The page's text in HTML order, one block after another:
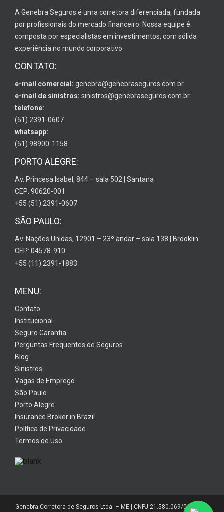
A Genebra Seguros é uma corretora diferenciada, fundada
por profissionais do mercado financeiro. Nossa equipe é
composta por especialistas em investimentos, com sólida
experiência no mundo corporativo.
CONTATO:
e-mail comercial: genebra@genebraseguros.com.br
e-mail de sinistros: sinistros@genebraseguros.com.br
telefone:
(51) 2391-0607
whatsapp:
(51) 98900-1158
PORTO ALEGRE:
Av. Princesa Isabel, 844 – sala 502 | Santana
CEP: 90620-001
+55 (51) 2391-0607
SÃO PAULO:
Av. Nações Unidas, 12901 – 23º andar – sala 138 | Brooklin
CEP: 04578-910
+55 (11) 2391-1883
MENU:
Contato
Institucional
Seguro Garantia
Perguntas Frequentes de Seguros
Blog
Sinistros
Vagas de Emprego
São Paulo
Porto Alegre
Insurance Broker in Brazil
Política de Privacidade
Termos de Uso
Genebra Corretora de Seguros Ltda. – ME | CNPJ:21.580.069/0001-01 |